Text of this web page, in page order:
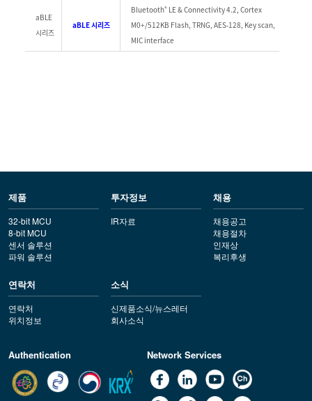
aBLE
시리즈
aBLE 시리즈
Bluetooth® LE & Connectivity 4.2, Cortex
M0+/512KB Flash, TRNG, AES-128, Key scan,
MIC interface
제품
32-bit MCU
8-bit MCU
센서 솔루션
파워 솔루션
투자정보
IR자료
채용
채용공고
채용절차
인재상
복리후생
연락처
연락처
위치정보
소식
신제품소식/뉴스레터
회사소식
Authentication Network Services